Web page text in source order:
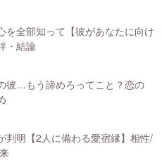
を全部知って【彼があなたに向け
・結論
彼…もう諦めろってこと？恋の
判明【2人に備わる愛宿縁】相性/